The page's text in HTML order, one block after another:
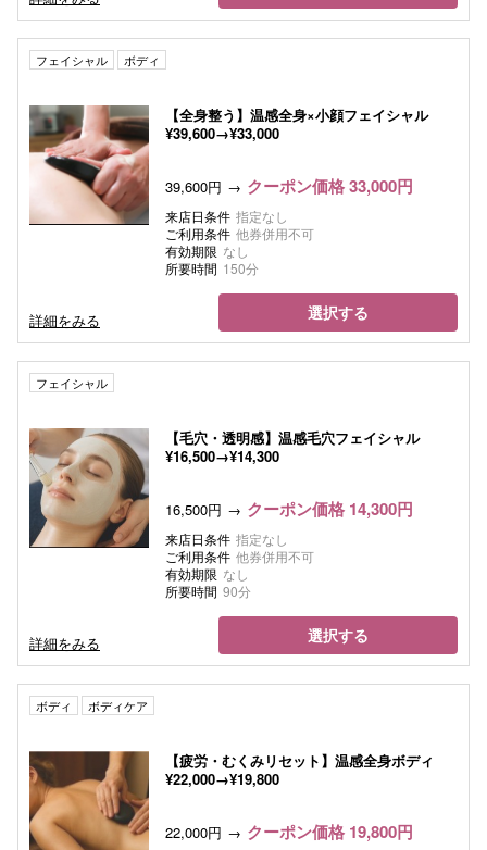
フェイシャル ボディ
【全身整う】温感全身×小顔フェイシャル
¥39,600→¥33,000
39,600円 クーポン価格 33,000円
来店日条件 指定なし
ご利用条件 他券併用不可
有効期限 なし
所要時間 150分
詳細をみる 選択する
フェイシャル
【毛穴・透明感】温感毛穴フェイシャル
¥16,500→¥14,300
16,500円 クーポン価格 14,300円
来店日条件 指定なし
ご利用条件 他券併用不可
有効期限 なし
所要時間 90分
詳細をみる 選択する
ボディ ボディケア
【疲労・むくみリセット】温感全身ボディ
¥22,000→¥19,800
22,000円 クーポン価格 19,800円